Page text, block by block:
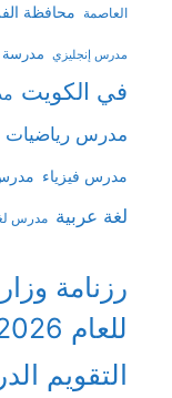
العاصمة محافظة
مدرس إنجليزي
في الكويت
مدرس رياضيات
مدرس فيزياء
لغة عربية مدرس
رزنامة
للعام 2027/2026